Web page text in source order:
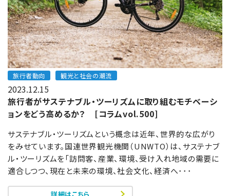
旅行者動向 観光と社会の潮流
2023.12.15
旅行者がサステナブル・ツーリズムに取り組むモチベーシ
ョンをどう高めるか？ [コラムvol.500]
サステナブル・ツーリズムという概念は近年、世界的な広がり
をみせています。国連世界観光機関（UNWTO）は、サステナブ
ル・ツーリズムを「訪問客、産業、環境、受け入れ地域の需要に
適合しつつ、現在と未来の環境、社会文化、経済へ･･･